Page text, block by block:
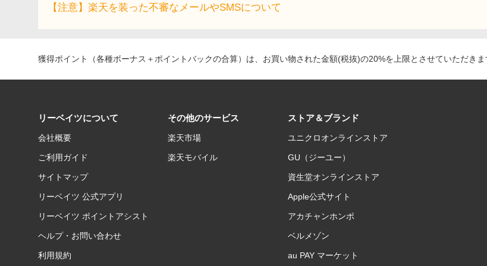
【注意】楽天を装った不審なメールやSMSについて
獲得ポイント（各種ボーナス＋ポイントバックの合算）は、お買い物された金額(税抜)の20%を上限とさせていただき
リーベイツについて
会社概要
ご利用ガイド
サイトマップ
リーベイツ 公式アプリ
リーベイツ ポイントアシスト
ヘルプ・お問い合わせ
利用規約
その他のサービス
楽天市場
楽天モバイル
ストア＆ブランド
ユニクロオンラインストア
GU（ジーユー）
資生堂オンラインストア
Apple公式サイト
アカチャンホンポ
ベルメゾン
au PAY マーケット